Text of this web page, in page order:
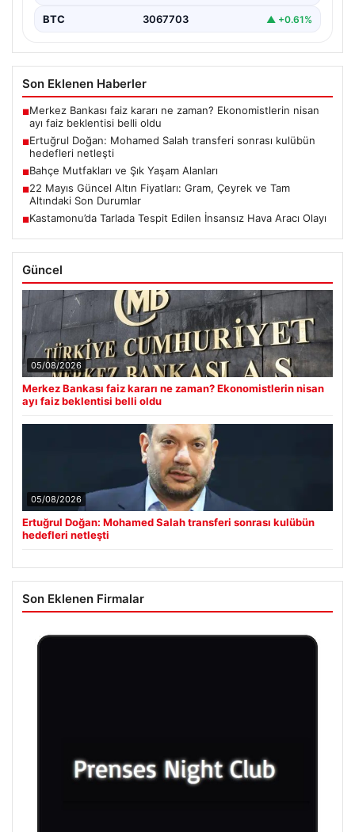
BTC 3067703 ▲ +0.61%
Son Eklenen Haberler
■Merkez Bankası faiz kararı ne zaman? Ekonomistlerin nisan
ayı faiz beklentisi belli oldu
■Ertuğrul Doğan: Mohamed Salah transferi sonrası kulübün
hedefleri netleşti
■Bahçe Mutfakları ve Şık Yaşam Alanları
■22 Mayıs Güncel Altın Fiyatları: Gram, Çeyrek ve Tam
Altındaki Son Durumlar
■Kastamonu’da Tarlada Tespit Edilen İnsansız Hava Aracı Olayı
Güncel
05/08/2026
Merkez Bankası faiz kararı ne zaman? Ekonomistlerin nisan
ayı faiz beklentisi belli oldu
05/08/2026
Ertuğrul Doğan: Mohamed Salah transferi sonrası kulübün
hedefleri netleşti
Son Eklenen Firmalar